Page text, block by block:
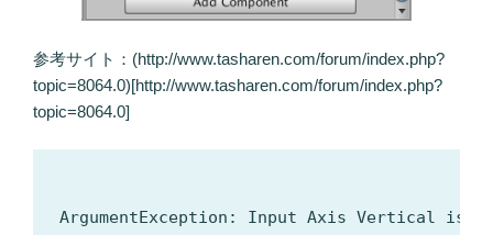
参考サイト：(http://www.tasharen.com/forum/index.php?
topic=8064.0)[http://www.tasharen.com/forum/index.php?
topic=8064.0]
ArgumentException: Input Axis Vertical is